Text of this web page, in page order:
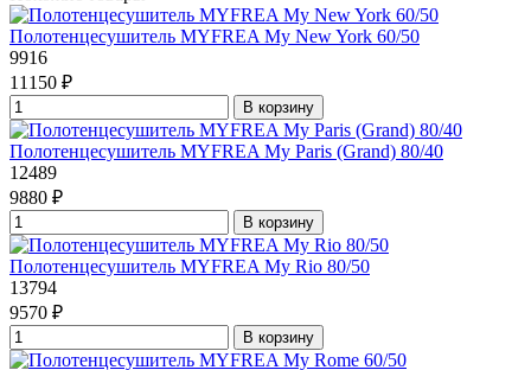
Полотенцесушитель MYFREA My New York 60/50
9916
11150 ₽
В корзину
Полотенцесушитель MYFREA My Paris (Grand) 80/40
12489
9880 ₽
В корзину
Полотенцесушитель MYFREA My Rio 80/50
13794
9570 ₽
В корзину